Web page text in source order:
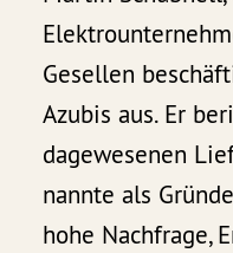
Gesellen
Azubis aus. Er
dagewesenen
nannte als
hohe Nachfrage,